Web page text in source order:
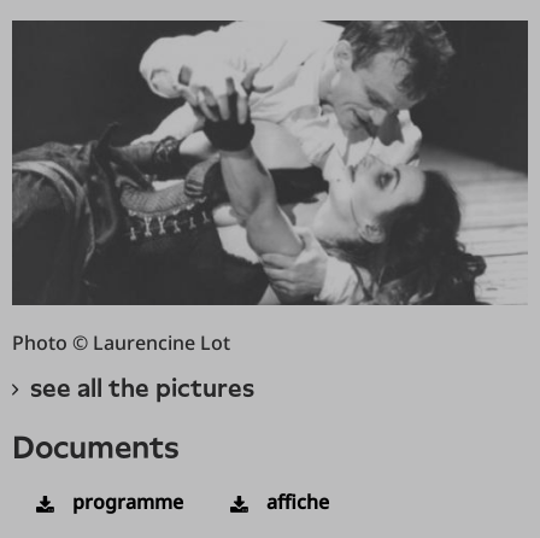
Photo © Laurencine Lot
see all the pictures
documents
programme affiche